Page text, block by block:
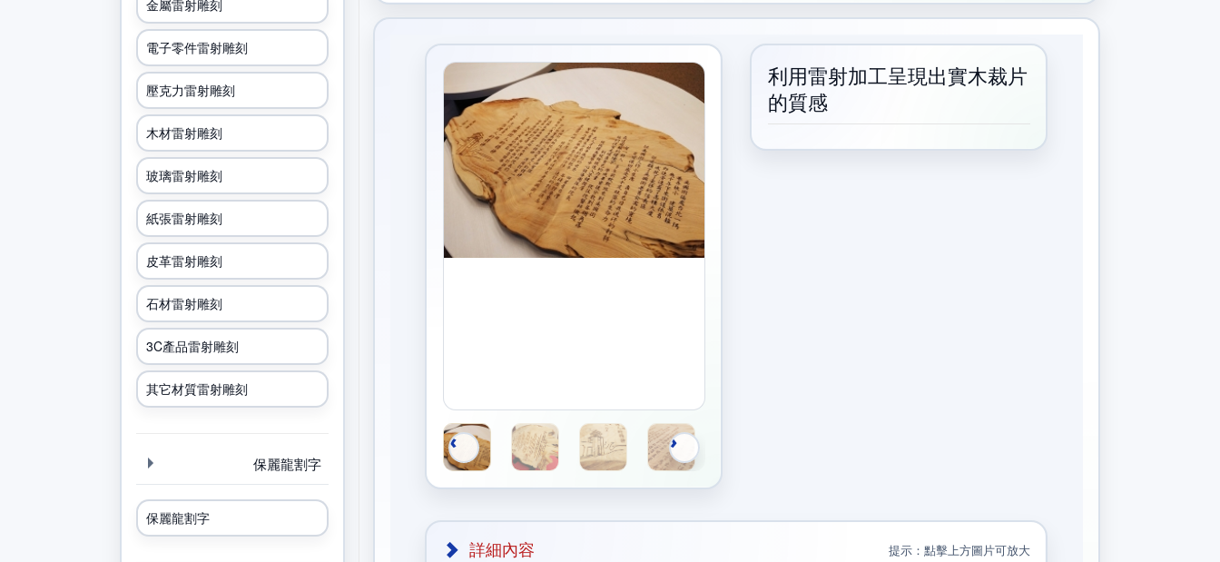
金屬雷射雕刻
電子零件雷射雕刻
壓克力雷射雕刻
木材雷射雕刻
玻璃雷射雕刻
紙張雷射雕刻
皮革雷射雕刻
石材雷射雕刻
3C產品雷射雕刻
其它材質雷射雕刻
保麗龍割字
保麗龍割字
利用雷射加工呈現出實木裁片
的質感
詳細內容 提示：點擊上方圖片可放大